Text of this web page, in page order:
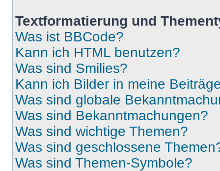
Textformatierung und
Was ist BBCode?
Kann ich HTML benutzen?
Was sind Smilies?
Kann ich Bilder in meine
Was sind globale
Was sind Bekanntmachungen?
Was sind wichtige Themen?
Was sind geschlossene
Was sind Themen-Symbole?